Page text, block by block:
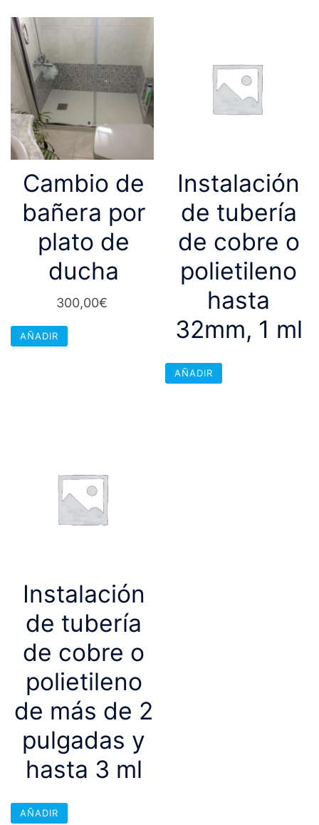
Cambio de
bañera por
plato de
ducha
300,00€
AÑADIR
Instalación
de tubería
de cobre o
polietileno
hasta
32mm, 1 ml
AÑADIR
Instalación
de tubería
de cobre o
polietileno
de más de 2
pulgadas y
hasta 3 ml
AÑADIR